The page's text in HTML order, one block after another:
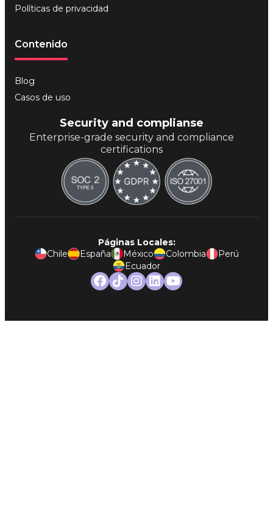
Políticas de privacidad
Contenido
Blog
Casos de uso
Security and complianse
Enterprise-grade security and compliance
certifications
Páginas Locales:
Chile
España México Colombia
Perú
Ecuador